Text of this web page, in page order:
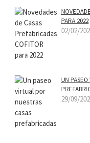
PARA 2022
02/02/
UN PASEO
29/09/